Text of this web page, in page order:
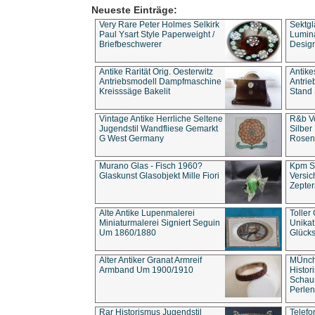
Neueste Einträge:
Very Rare Peter Holmes Selkirk
Paul Ysart Style Paperweight /
Briefbeschwerer
Antike Rarität Orig. Oesterwitz
Antriebsmodell Dampfmaschine
Kreisssäge Bakelit
Stand
Vintage Antike Herrliche Seltene
Jugendstil Wandfliese Gemarkt
G West Germany
R&b
Silber
Murano Glas - Fisch 1960?
Glaskunst Glasobjekt Mille Fiori
Kpm
Alte Antike Lupenmalerei
Miniaturmalerei Signiert Seguin
Um 1860/1880
Toller
Alter Antiker Granat Armreif
Armband Um 1900/1910
Perlen
Rar Historismus Jugendstil